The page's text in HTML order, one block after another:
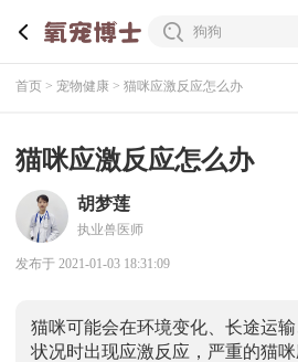
首页 宠物健康 猫咪应激反应怎么办
猫咪应激反应怎么办
胡梦莲
执业兽医师
发布于 2021-01-03 18:31:09
猫咪可能会在环境变化、长途运
状况时出现应激反应，严重的猫